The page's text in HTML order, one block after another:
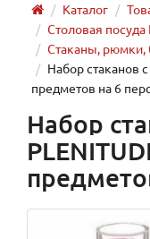
Каталог
Столовая посуда
Стаканы,
Набор стаканов
предметов на 6
Набор